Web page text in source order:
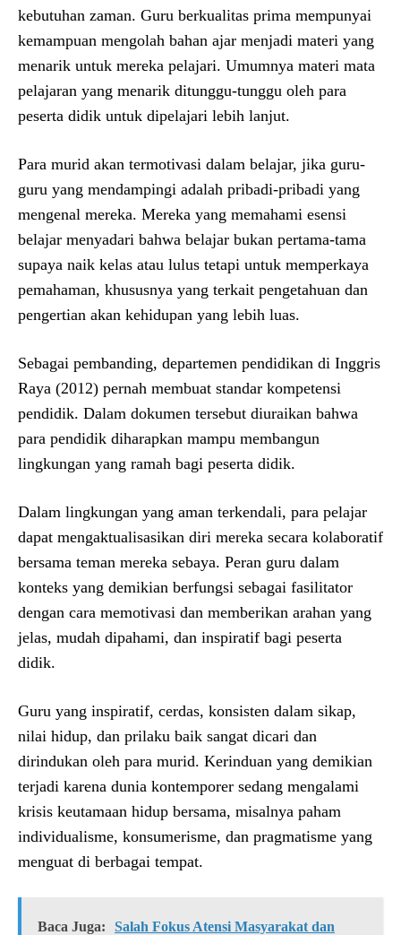
kebutuhan zaman. Guru berkualitas prima mempunyai
kemampuan mengolah bahan ajar menjadi materi yang
menarik untuk mereka pelajari. Umumnya materi mata
pelajaran yang menarik ditunggu-tunggu oleh para
peserta didik untuk dipelajari lebih lanjut.
Para murid akan termotivasi dalam belajar, jika guru-
guru yang mendampingi adalah pribadi-pribadi yang
mengenal mereka. Mereka yang memahami esensi
belajar menyadari bahwa belajar bukan pertama-tama
supaya naik kelas atau lulus tetapi untuk memperkaya
pemahaman, khususnya yang terkait pengetahuan dan
pengertian akan kehidupan yang lebih luas.
Sebagai pembanding, departemen pendidikan di Inggris
Raya (2012) pernah membuat standar kompetensi
pendidik. Dalam dokumen tersebut diuraikan bahwa
para pendidik diharapkan mampu membangun
lingkungan yang ramah bagi peserta didik.
Dalam lingkungan yang aman terkendali, para pelajar
dapat mengaktualisasikan diri mereka secara kolaboratif
bersama teman mereka sebaya. Peran guru dalam
konteks yang demikian berfungsi sebagai fasilitator
dengan cara memotivasi dan memberikan arahan yang
jelas, mudah dipahami, dan inspiratif bagi peserta
didik.
Guru yang inspiratif, cerdas, konsisten dalam sikap,
nilai hidup, dan prilaku baik sangat dicari dan
dirindukan oleh para murid. Kerinduan yang demikian
terjadi karena dunia kontemporer sedang mengalami
krisis keutamaan hidup bersama, misalnya paham
individualisme, konsumerisme, dan pragmatisme yang
menguat di berbagai tempat.
Baca Juga:
Salah Fokus Atensi Masyarakat dan